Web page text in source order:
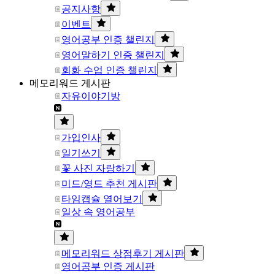
공지사항
이벤트
영어공부 인증 챌린지
영어말하기 인증 챌린지
회화 수업 인증 챌린지
메모리워드 게시판
자유이야기방
가입인사
일기쓰기
꽃 사진 자랑하기
미드/영드 추천 게시판
타임캡슐 열어보기
일상 속 영어공부
메모리워드 상점후기 게시판
영어공부 인증 게시판